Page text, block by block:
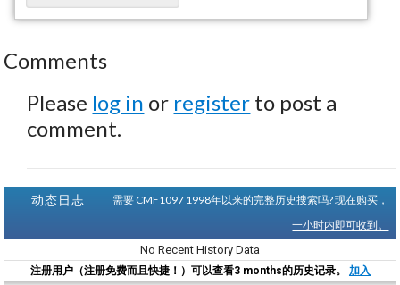
Comments
Please log in or register to post a
comment.
动态日志 需要 CMF1097 1998年以来的完整历史搜索吗?现在购买，
一小时内即可收到。
No Recent History Data
注册用户（注册免费而且快捷！）可以查看3 months的历史记录。 加入